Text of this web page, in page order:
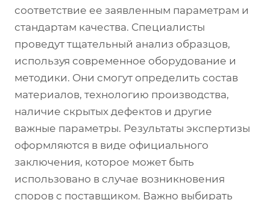
соответствие ее заявленным параметрам и
стандартам качества. Специалисты
проведут тщательный анализ образцов,
используя современное оборудование и
методики. Они смогут определить состав
материалов, технологию производства,
наличие скрытых дефектов и другие
важные параметры. Результаты экспертизы
оформляются в виде официального
заключения, которое может быть
использовано в случае возникновения
споров с поставщиком. Важно выбирать